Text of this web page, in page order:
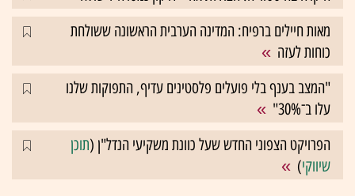
מאות חיילים ברפיח: המדינה הערבית הראשונה ששולחת
כוחות לעזה
"המצב בענף בלי פועלים פלסטינים עדיף, התפוקות שלנו
עלו ב־30%"
הפרויקט הצפוני החדש שעל כוונת משקיעי הנדל"ן (תוכן
שיווקי)